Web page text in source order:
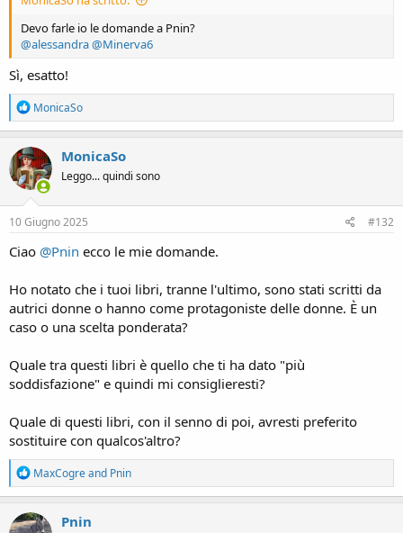
Devo farle io le domande a Pnin?
@alessandra@Minerva6
Sì, esatto!
R
e
a
c
t
i
o
n
s
MonicaSo
MonicaSo
Leggo... quindi sono
10 Giugno 2025 #132
Ciao @Pnin ecco le mie domande.
Ho notato che i tuoi libri, tranne l'ultimo, sono stati scritti da
autrici donne o hanno come protagoniste delle donne. È un
caso o una scelta ponderata?
Quale tra questi libri è quello che ti ha dato "più
soddisfazione" e quindi mi consiglieresti?
Quale di questi libri, con il senno di poi, avresti preferito
sostituire con qualcos'altro?
R
e
a
c
t
MaxCogreand Pnin
Pnin